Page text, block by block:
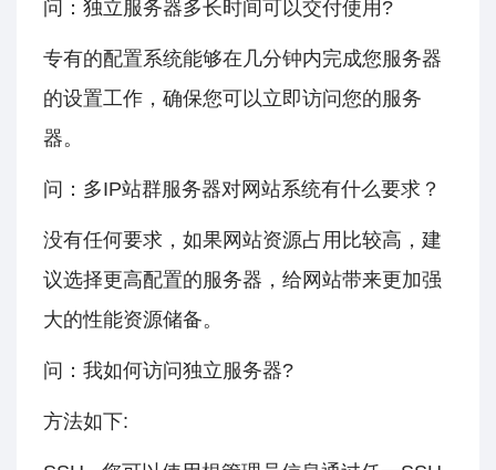
问：独立服务器多长时间可以交付使用?
专有的配置系统能够在几分钟内完成您服务器
的设置工作，确保您可以立即访问您的服务
器。
问：多IP站群服务器对网站系统有什么要求？
没有任何要求，如果网站资源占用比较高，建
议选择更高配置的服务器，给网站带来更加强
大的性能资源储备。
问：我如何访问独立服务器?
方法如下: